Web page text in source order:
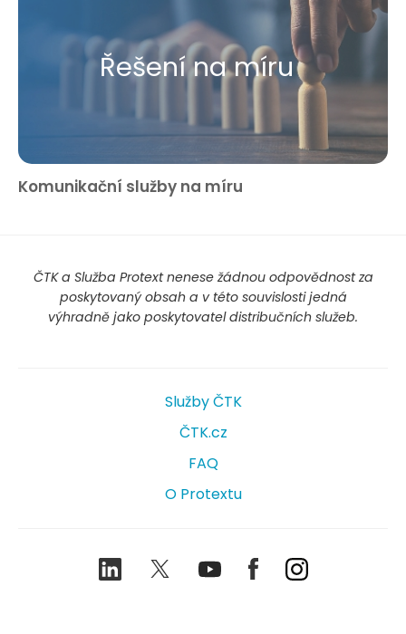
Řešení na míru
Komunikační služby na míru
ČTK a Služba Protext nenese žádnou odpovědnost za
poskytovaný obsah a v této souvislosti jedná
výhradně jako poskytovatel distribučních služeb.
Služby ČTK
ČTK.cz
FAQ
O Protextu
LinkedIn TwitterYoutubeFacebookInstagram